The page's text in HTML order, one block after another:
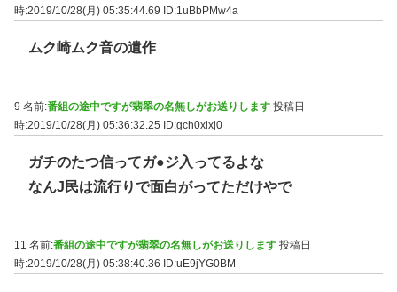
時:2019/10/28(月) 05:35:44.69
ID:1uBbPMw4a
ムク崎ムク音の遺作
9 名前:番組の途中ですが翡翠の名無しがお送りします 投稿日
時:2019/10/28(月) 05:36:32.25 ID:gch0xlxj0
ガチのたつ信ってガ●ジ入ってるよな
なんJ民は流行りで面白がってただけやで
11 名前:番組の途中ですが翡翠の名無しがお送りします 投稿日
時:2019/10/28(月) 05:38:40.36
ID:uE9jYG0BM